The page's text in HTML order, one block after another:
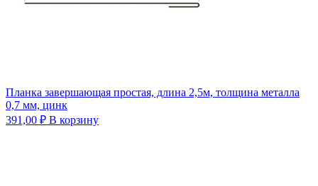
Планка завершающая простая, длина 2,5м, толщина металла
0,7 мм, цинк
391,00 ₽ В корзину